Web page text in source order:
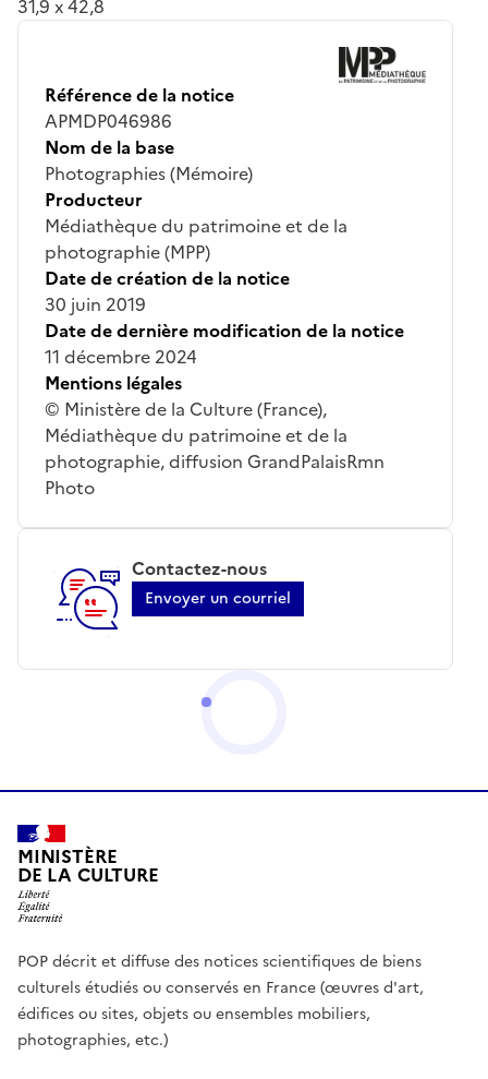
31,9 x 42,8
Référence de la notice
APMDP046986
Nom de la base
Photographies (Mémoire)
Producteur
Médiathèque du patrimoine et de la
photographie (MPP)
Date de création de la notice
30 juin 2019
Date de dernière modification de la notice
11 décembre 2024
Mentions légales
© Ministère de la Culture (France),
Médiathèque du patrimoine et de la
photographie, diffusion GrandPalaisRmn
Photo
Contactez-nous
Envoyer un courriel
MINISTÈRE
DE LA CULTURE
POP décrit et diffuse des notices scientifiques de biens
culturels étudiés ou conservés en France (œuvres d'art,
édifices ou sites, objets ou ensembles mobiliers,
photographies, etc.)